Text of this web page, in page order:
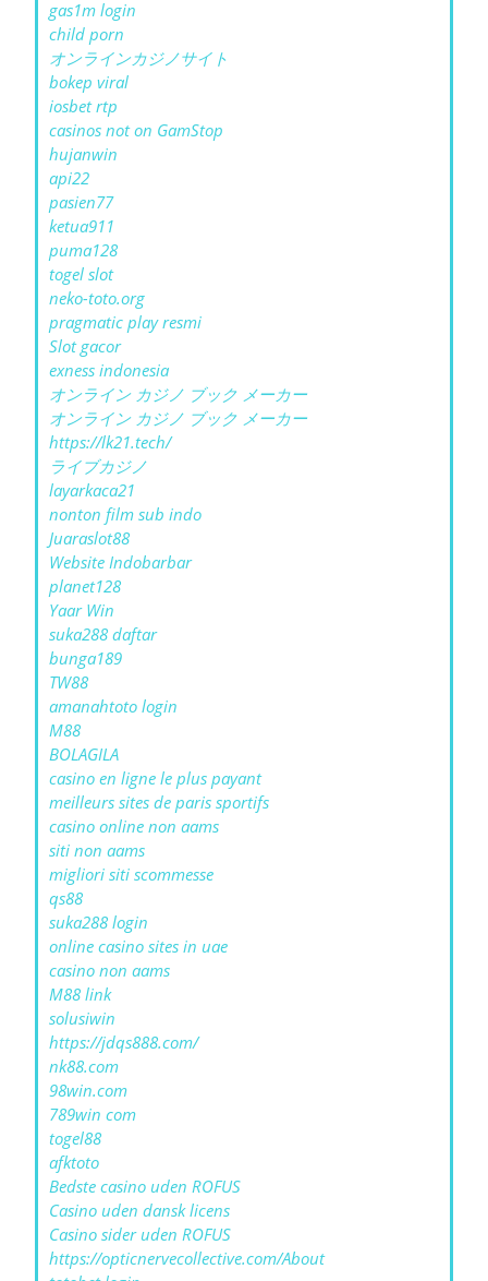
gas1m login
child porn
オンラインカジノサイト
bokep viral
iosbet rtp
casinos not on GamStop
hujanwin
api22
pasien77
ketua911
puma128
togel slot
neko-toto.org
pragmatic play resmi
Slot gacor
exness indonesia
オンライン カジノ ブック メーカー
オンライン カジノ ブック メーカー
https://lk21.tech/
ライブカジノ
layarkaca21
nonton film sub indo
Juaraslot88
Website Indobarbar
planet128
Yaar Win
suka288 daftar
bunga189
TW88
amanahtoto login
M88
BOLAGILA
casino en ligne le plus payant
meilleurs sites de paris sportifs
casino online non aams
siti non aams
migliori siti scommesse
qs88
suka288 login
online casino sites in uae
casino non aams
M88 link
solusiwin
https://jdqs888.com/
nk88.com
98win.com
789win com
togel88
afktoto
Bedste casino uden ROFUS
Casino uden dansk licens
Casino sider uden ROFUS
https://opticnervecollective.com/About